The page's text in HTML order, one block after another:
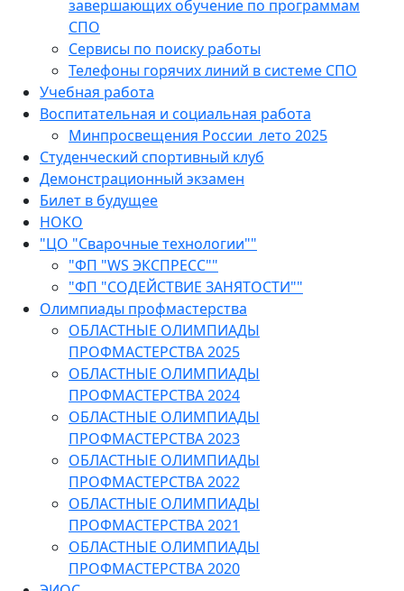
завершающих обучение по программам
СПО
Сервисы по поиску работы
Телефоны горячих линий в системе СПО
Учебная работа
Воспитательная и социальная работа
Минпросвещения России_лето 2025
Студенческий спортивный клуб
Демонстрационный экзамен
Билет в будущее
НОКО
"ЦО "Сварочные технологии""
"ФП "WS ЭКСПРЕСС""
"ФП "СОДЕЙСТВИЕ ЗАНЯТОСТИ""
Олимпиады профмастерства
ОБЛАСТНЫЕ ОЛИМПИАДЫ
ПРОФМАСТЕРСТВА 2025
ОБЛАСТНЫЕ ОЛИМПИАДЫ
ПРОФМАСТЕРСТВА 2024
ОБЛАСТНЫЕ ОЛИМПИАДЫ
ПРОФМАСТЕРСТВА 2023
ОБЛАСТНЫЕ ОЛИМПИАДЫ
ПРОФМАСТЕРСТВА 2022
ОБЛАСТНЫЕ ОЛИМПИАДЫ
ПРОФМАСТЕРСТВА 2021
ОБЛАСТНЫЕ ОЛИМПИАДЫ
ПРОФМАСТЕРСТВА 2020